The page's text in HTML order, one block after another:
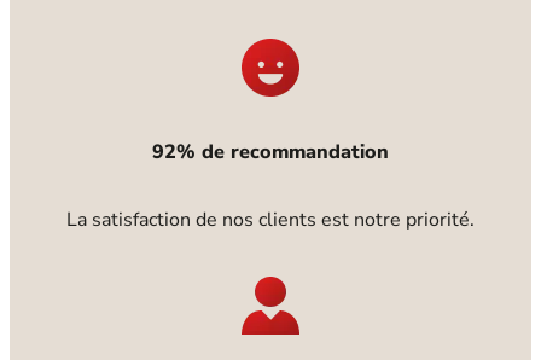
92% de recommandation
La satisfaction de nos clients est notre priorité.